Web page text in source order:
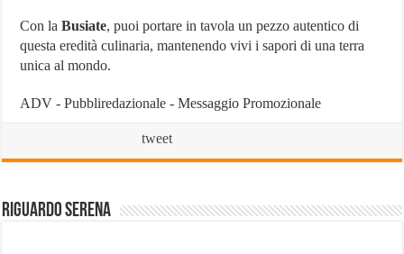
Con laBusiate, puoi portare in tavola un pezzo autentico di
questa eredità culinaria, mantenendo vivi i sapori di una terra
unica al mondo.
ADV - Pubbliredazionale - Messaggio Promozionale
tweet
Riguardo Serena